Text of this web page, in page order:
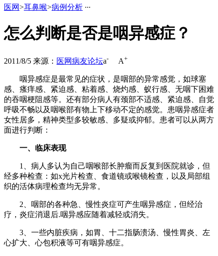
医网>耳鼻喉>病例分析 ···
怎么判断是否是咽异感症？
2011/8/5 来源： 医网病友论坛a- A+
咽异感症是最常见的症状，是咽部的异常感觉，如球塞
感、瘙痒感、紧迫感、粘着感、烧灼感、蚁行感、无咽下困难
的吞咽梗阻感等。还有部分病人有颈部不适感、紧迫感、自觉
呼吸不畅以及咽喉部有物上下移动不定的感觉。患咽异感症者
女性居多，精神类型多较敏感、多疑或抑郁。患者可以从两方
面进行判断：
一、临床表现
1、病人多认为自己咽喉部长肿瘤而反复到医院就诊，但
经多种检查：如x光片检查、食道镜或喉镜检查，以及局部组
织的活体病理检查均无异常。
2、咽部的各种急、慢性炎症可产生咽异感症，但经治
疗，炎症消退后.咽异感应随着减轻或消失。
3、一些内脏疾病，如胃、十二指肠溃汤、慢性胃炎、左
心扩大、心包积液等可有咽异感症。